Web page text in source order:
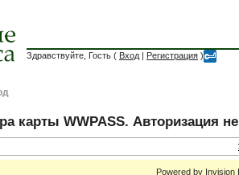
Здравствуйте, Гость ( Вход | Регистрация )
карты WWPASS. Авторизация
Powered by Invision